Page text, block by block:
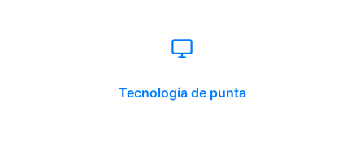
Tecnología de punta